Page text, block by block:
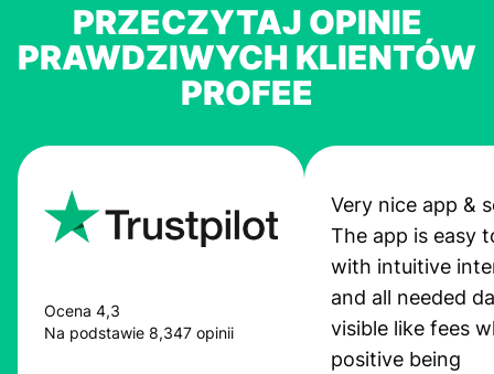
PRZECZYTAJ OPINIE
PRAWDZIWYCH KLIENTÓW
PROFEE
Ocena 4,3
Na podstawie 8,347 opinii
Very nice app &
The app is easy
with intuitive
and all needed
visible like fees
positive being